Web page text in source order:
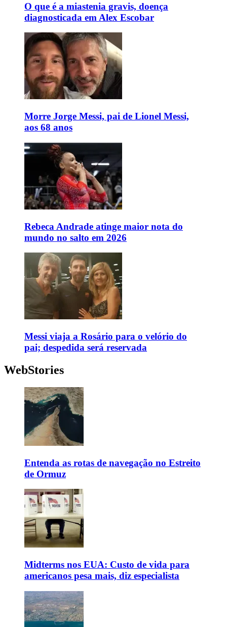
O que é a miastenia gravis, doença
diagnosticada em Alex Escobar
Morre Jorge Messi, pai de Lionel Messi,
aos 68 anos
Rebeca Andrade atinge maior nota do
mundo no salto em 2026
Messi viaja a Rosário para o velório do
pai; despedida será reservada
WebStories
Entenda as rotas de navegação no Estreito
de Ormuz
Midterms nos EUA: Custo de vida para
americanos pesa mais, diz especialista